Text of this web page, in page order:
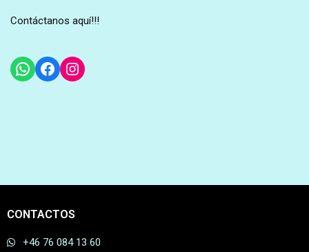
Contáctanos aquí!!!
CONTACTOS
+46 76 084 13 60